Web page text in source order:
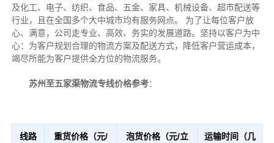
及化工、电子、纺织、食品、五金、家具、机械设备、超市配送等
行业，且在全国多个大中城市均有服务网点。 为了让每位客户放
心、满意，公司走专业、高效、务实的发展道路。坚持以客户为中
心：为客户规划合理的物流方案及配送方式，降低客户营运成本，
竭尽所能为客户提供全方位的物流服务。
苏州至五家渠物流专线价格参考：
线路
重货价格（元/
泡货价格（元/立
运输时间（几